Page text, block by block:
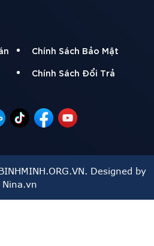
Chính Sách Bảo Mật
Chính Sách Đổi Trả
Designed by
Nina.vn